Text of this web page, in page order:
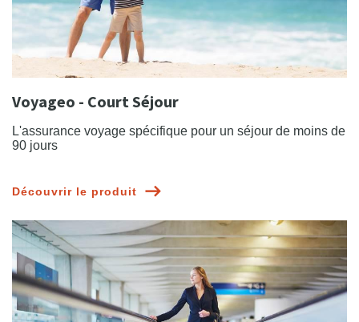
Voyageo - Court Séjour
L'assurance voyage spécifique pour un séjour de moins de
90 jours
Découvrir le produit